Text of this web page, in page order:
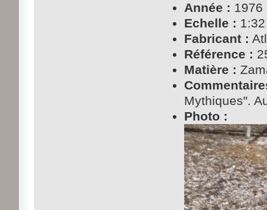
Année : 1976
Echelle : 1:32
Fabricant :
Référence :
Matière :
Mythiques".
Photo :